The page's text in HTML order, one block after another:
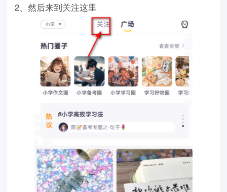
2、然后来到关注这里